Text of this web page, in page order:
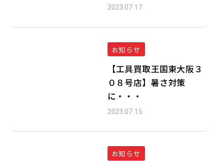
2023.07.17
お知らせ
【工具買取王国東大阪３
０８号店】暑さ対策
に・・・
2023.07.15
お知らせ